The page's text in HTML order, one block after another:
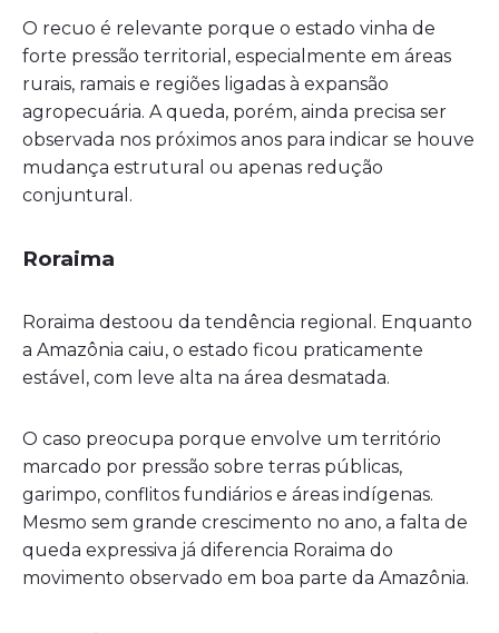
O recuo é relevante porque o estado vinha de
forte pressão territorial, especialmente em áreas
rurais, ramais e regiões ligadas à expansão
agropecuária. A queda, porém, ainda precisa ser
observada nos próximos anos para indicar se houve
mudança estrutural ou apenas redução
conjuntural.
Roraima
Roraima destoou da tendência regional. Enquanto
a Amazônia caiu, o estado ficou praticamente
estável, com leve alta na área desmatada.
O caso preocupa porque envolve um território
marcado por pressão sobre terras públicas,
garimpo, conflitos fundiários e áreas indígenas.
Mesmo sem grande crescimento no ano, a falta de
queda expressiva já diferencia Roraima do
movimento observado em boa parte da Amazônia.